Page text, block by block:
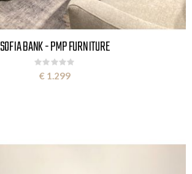
SOFIA BANK - PMP FURNITURE
Rating:
0%
€ 1.299